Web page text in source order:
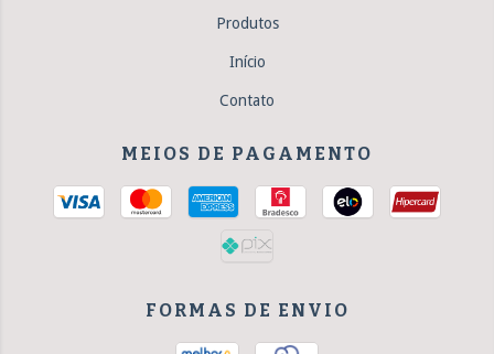
Produtos
Início
Contato
MEIOS DE PAGAMENTO
FORMAS DE ENVIO